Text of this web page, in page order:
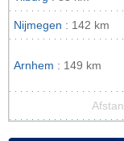
Nijmegen : 142 km
Arnhem : 149 km